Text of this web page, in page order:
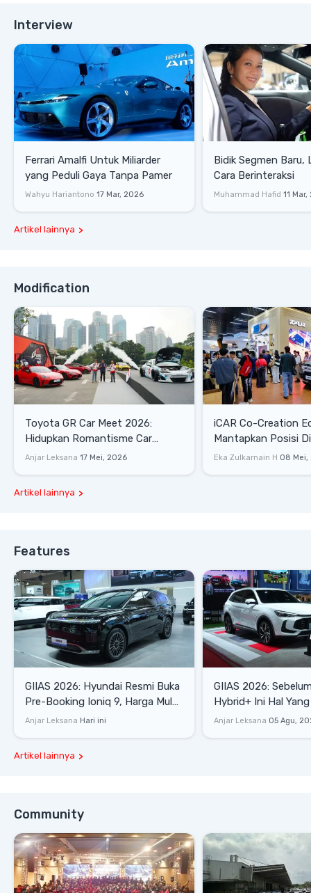
Interview
Ferrari Amalfi Untuk Miliarder
yang Peduli Gaya Tanpa Pamer
Wahyu Hariantono 17 Mar, 2026
Bidik Segmen Baru,
Cara Berinteraksi
Muhammad Hafid 11
Artikel lainnya
Modification
Toyota GR Car Meet 2026:
Hidupkan Romantisme Car
Culture Era 90-an
Anjar Leksana 17 Mei, 2026
iCAR Co-Creation
Mantapkan Posisi
Gaya Hidup
Eka Zulkarnain H 08 Mei,
Artikel lainnya
Features
GIIAS 2026: Hyundai Resmi Buka
Pre-Booking Ioniq 9, Harga Mulai
Rp1,49 Miliar
Anjar Leksana Hari ini
GIIAS 2026:
Hybrid+ Ini Hal
Diketahui
Anjar Leksana 05 Agu,
Artikel lainnya
Community